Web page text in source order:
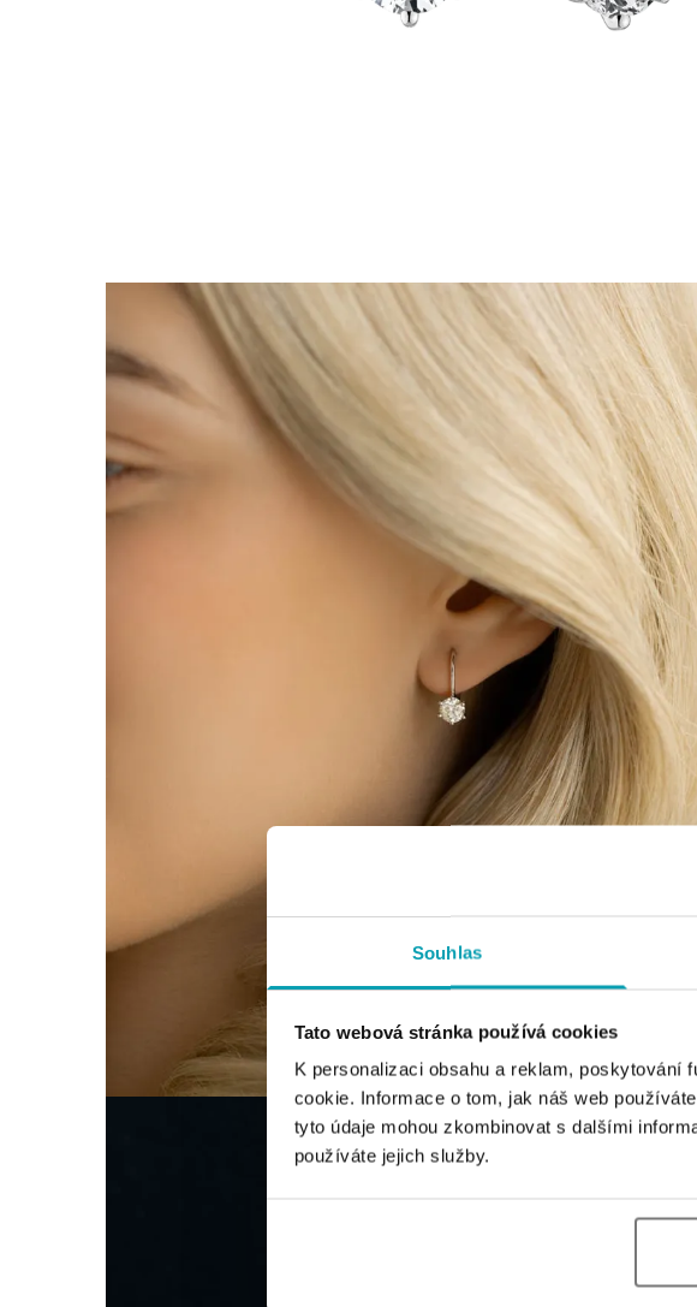
Souhlas
Tato webová stránka používá cookies
K personalizaci obsahu a reklam,
cookie. Informace o tom, jak náš web
tyto údaje mohou zkombinovat s dalšími
používáte jejich služby.